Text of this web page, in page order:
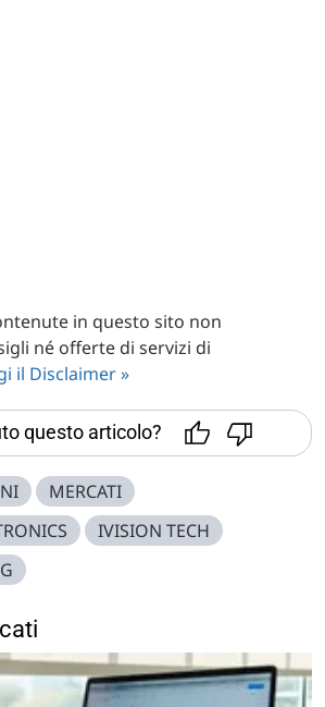
in questo sito non
né offerte di servizi di
il Disclaimer »
questo articolo?
MERCATI
IVISION TECH